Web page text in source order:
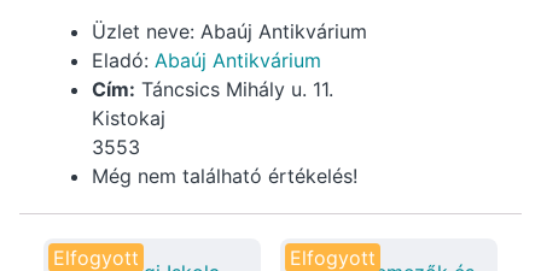
Üzlet neve: Abaúj Antikvárium
Eladó: Abaúj Antikvárium
Cím: Táncsics Mihály u. 11.
Kistokaj
3553
Még nem található értékelés!
Elfogyott Elfogyott